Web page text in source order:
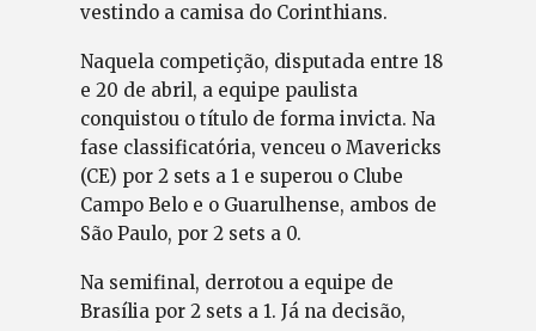
vestindo a camisa do Corinthians.
Naquela competição, disputada entre 18
e 20 de abril, a equipe paulista
conquistou o título de forma invicta. Na
fase classificatória, venceu o Mavericks
(CE) por 2 sets a 1 e superou o Clube
Campo Belo e o Guarulhense, ambos de
São Paulo, por 2 sets a 0.
Na semifinal, derrotou a equipe de
Brasília por 2 sets a 1. Já na decisão,